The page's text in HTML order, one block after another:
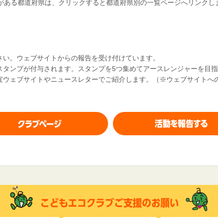
ある都道府県は、クリックすると都道府県別の一覧ページへリンクし
。ウェブサイトからの報告を受け付けています。
ンプが付与されます。スタンプを5つ集めてアースレンジャーを目
ェブサイトやニュースレターでご紹介します。（※ウェブサイトへ